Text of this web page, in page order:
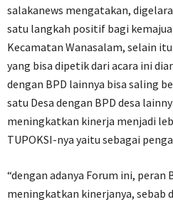
salakanews mengatakan,
satu langkah positif bagi
Kecamatan Wanasalam, selain
yang bisa dipetik dari acara ini
dengan BPD lainnya bisa saling
satu Desa dengan BPD desa
meningkatkan kinerja menjadi
TUPOKSI-nya yaitu sebagai
“dengan adanya Forum ini, peran
meningkatkan kinerjanya, sebab